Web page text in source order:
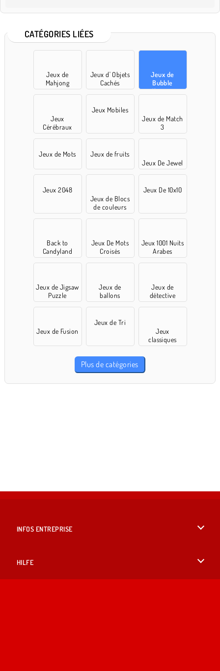
CATÉGORIES LIÉES
Jeux de
Mahjong
Jeux d' Objets
Cachés
Jeux de
Bubble
Shooter
Jeux
Cérébraux
Jeux Mobiles
Jeux de Match
3
Jeux de Mots
Jeux de fruits
Jeux De Jewel
Jeux 2048
Jeux de Blocs
de couleurs
Jeux De 10x10
Back to
Candyland
Jeux De Mots
Croisés
Jeux 1001 Nuits
Arabes
Jeux de Jigsaw
Puzzle
Jeux de
ballons
Jeux de
détective
Jeux de Fusion
Jeux de Tri
Jeux
classiques
Plus de catégories
INFOS ENTREPRISE
HILFE